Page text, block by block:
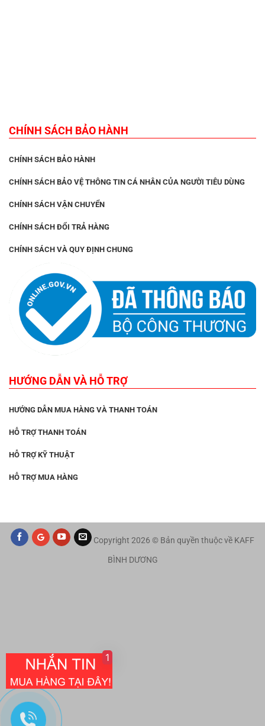
CHÍNH SÁCH BẢO HÀNH
CHÍNH SÁCH BẢO HÀNH
CHÍNH SÁCH BẢO VỆ THÔNG TIN CÁ NHÂN CỦA NGƯỜI TIÊU DÙNG
CHÍNH SÁCH VẬN CHUYỂN
CHÍNH SÁCH ĐỔI TRẢ HÀNG
CHÍNH SÁCH VÀ QUY ĐỊNH CHUNG
HƯỚNG DẪN VÀ HỖ TRỢ
HƯỚNG DẪN MUA HÀNG VÀ THANH TOÁN
HỖ TRỢ THANH TOÁN
HỖ TRỢ KỸ THUẬT
HỖ TRỢ MUA HÀNG
Copyright 2026 © Bản quyền thuộc về KAFF
BÌNH DƯƠNG
1